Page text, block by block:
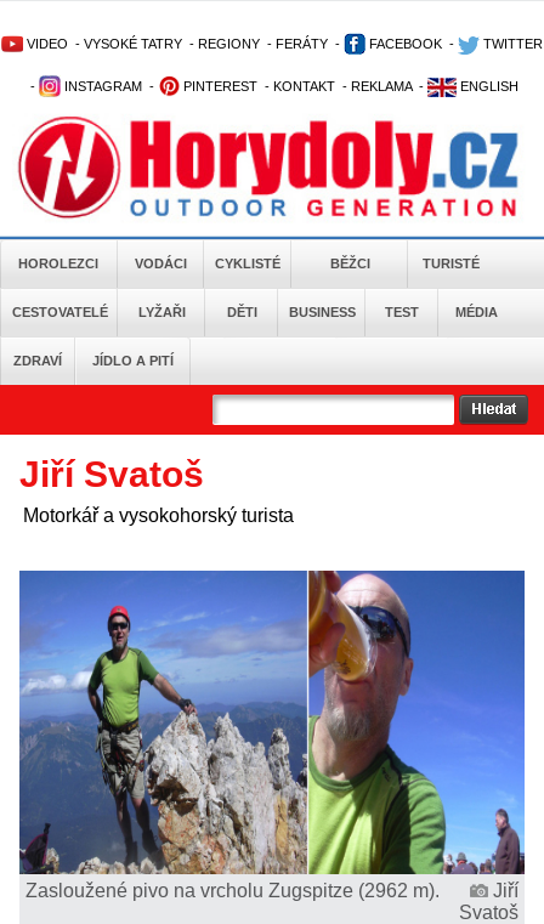
VIDEO - VYSOKÉ TATRY - REGIONY - FERÁTY - FACEBOOK - TWITTER
- INSTAGRAM - PINTEREST - KONTAKT - REKLAMA - ENGLISH
HOROLEZCI VODÁCI CYKLISTÉ BĚŽCI TURISTÉ
CESTOVATELÉ LYŽAŘI DĚTI BUSINESS TEST MÉDIA
ZDRAVÍ JÍDLO A PITÍ
Jiří Svatoš
Motorkář a vysokohorský turista
Zasloužené pivo na vrcholu Zugspitze (2962 m).
Jiří
Svatoš